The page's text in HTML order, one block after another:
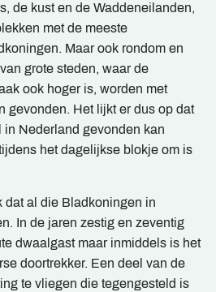
de kust en de Waddeneilanden,
met de meeste
Maar ook rondom en
grote steden, waar de
ook hoger is, worden met
gevonden. Het lijkt er dus op dat
Nederland gevonden kan
het dagelijkse blokje om is
dat al die Bladkoningen in
In de jaren zestig en zeventig
dwaalgast maar inmiddels is het
doortrekker. Een deel van de
te vliegen die tegengesteld is